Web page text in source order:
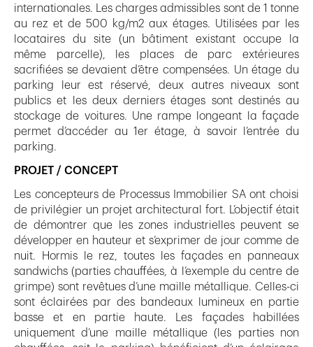
internationales. Les charges admissibles sont de 1 tonne
au rez et de 500 kg/m2 aux étages. Utilisées par les
locataires du site (un bâtiment existant occupe la
même parcelle), les places de parc extérieures
sacrifiées se devaient d’être compensées. Un étage du
parking leur est réservé, deux autres niveaux sont
publics et les deux derniers étages sont destinés au
stockage de voitures. Une rampe longeant la façade
permet d’accéder au 1er étage, à savoir l’entrée du
parking.
PROJET / CONCEPT
Les concepteurs de Processus Immobilier SA ont choisi
de privilégier un projet architectural fort. L’objectif était
de démontrer que les zones industrielles peuvent se
développer en hauteur et s’exprimer de jour comme de
nuit. Hormis le rez, toutes les façades en panneaux
sandwichs (parties chauffées, à l’exemple du centre de
grimpe) sont revêtues d’une maille métallique. Celles-ci
sont éclairées par des bandeaux lumineux en partie
basse et en partie haute. Les façades habillées
uniquement d’une maille métallique (les parties non